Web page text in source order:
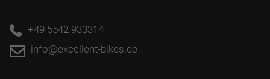
+49 5542 933314
info@excellent-bikes.de